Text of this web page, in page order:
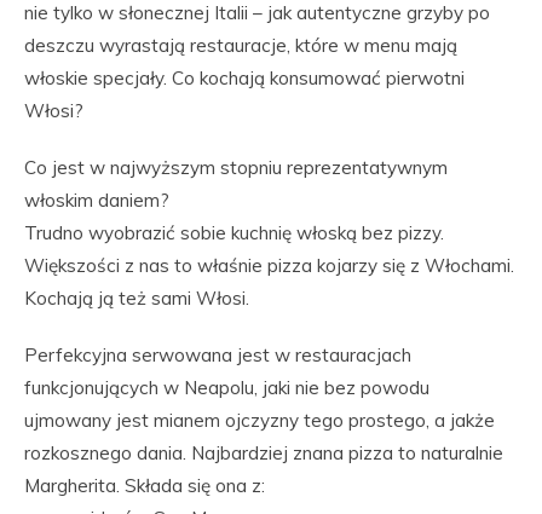
nie tylko w słonecznej Italii – jak autentyczne grzyby po
deszczu wyrastają restauracje, które w menu mają
włoskie specjały. Co kochają konsumować pierwotni
Włosi?
Co jest w najwyższym stopniu reprezentatywnym
włoskim daniem?
Trudno wyobrazić sobie kuchnię włoską bez pizzy.
Większości z nas to właśnie pizza kojarzy się z Włochami.
Kochają ją też sami Włosi.
Perfekcyjna serwowana jest w restauracjach
funkcjonujących w Neapolu, jaki nie bez powodu
ujmowany jest mianem ojczyzny tego prostego, a jakże
rozkosznego dania. Najbardziej znana pizza to naturalnie
Margherita. Składa się ona z: